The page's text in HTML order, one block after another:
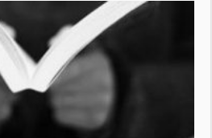
numéro
La
des
Livres
ce
novembre!